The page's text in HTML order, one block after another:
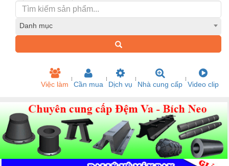
Danh mục
Việc làm Cần mua Dịch vụ Nhà cung cấp Video clip